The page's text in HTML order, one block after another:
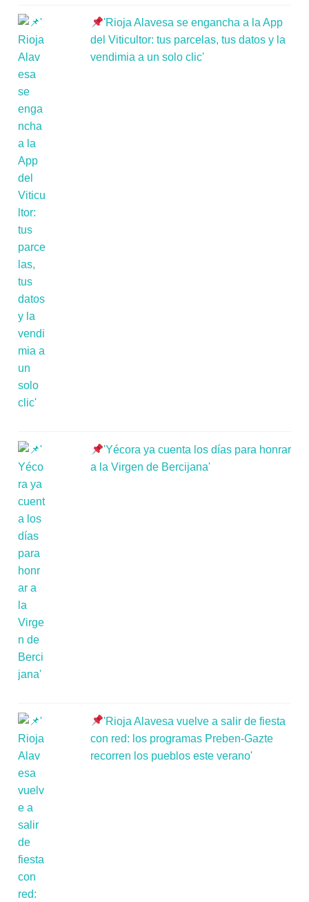
'Rioja Alavesa se engancha a la App
del Viticultor: tus parcelas, tus datos y la
vendimia a un solo clic'
'Yécora ya cuenta los días para honrar
a la Virgen de Bercijana'
'Rioja Alavesa vuelve a salir de fiesta
con red: los programas Preben-Gazte
recorren los pueblos este verano'